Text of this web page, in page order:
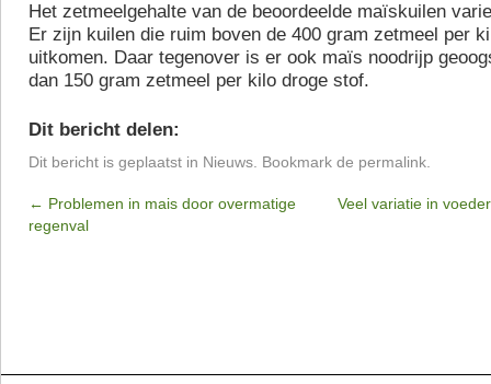
Het zetmeelgehalte van de beoordeelde maïskuilen
Er zijn kuilen die ruim boven de 400 gram zetmeel per
uitkomen. Daar tegenover is er ook maïs noodrijp
dan 150 gram zetmeel per kilo droge stof.
Dit bericht delen:
Dit bericht is geplaatst in Nieuws . Bookmark de permalink
← Problemen in mais door overmatige
regenval
Veel variatie in